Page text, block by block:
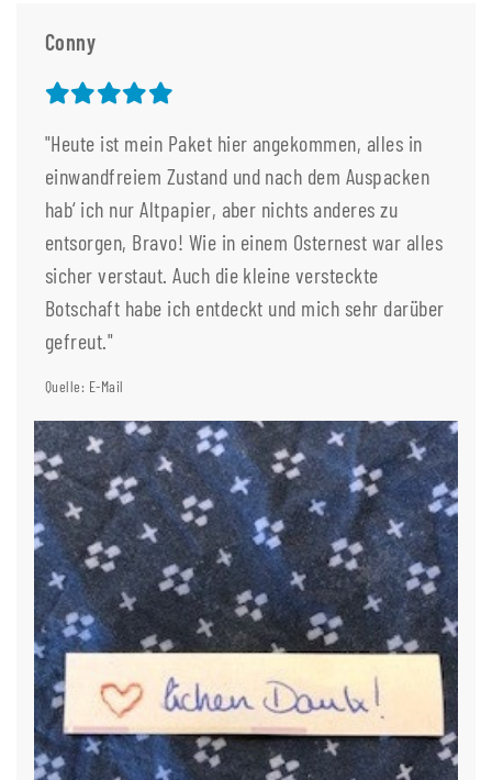
Conny
"Heute ist mein Paket hier angekommen, alles in
einwandfreiem Zustand und nach dem Auspacken
hab‘ ich nur Altpapier, aber nichts anderes zu
entsorgen, Bravo! Wie in einem Osternest war alles
sicher verstaut. Auch die kleine versteckte
Botschaft habe ich entdeckt und mich sehr darüber
gefreut."
Quelle: E-Mail